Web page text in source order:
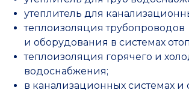
утеплитель для
теплоизоляция трубопроводов
и оборудования в системах
теплоизоляция горячего и
водоснабжения;
в канализационных системах и